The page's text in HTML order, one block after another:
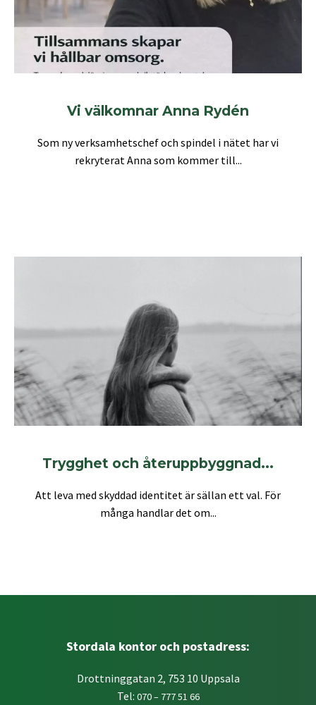
Vi välkomnar Anna Rydén
Som ny verksamhetschef och spindel i nätet har vi
rekryterat Anna som kommer till...
Trygghet och återuppbyggnad...
Att leva med skyddad identitet är sällan ett val. För
många handlar det om...
Stordala kontor och postadress:
Drottninggatan 2, 753 10 Uppsala
Tel: 070 – 777 51 66